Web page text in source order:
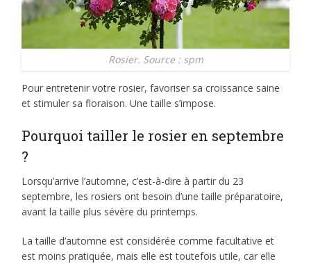
Rosier. Source : spm
Pour entretenir votre rosier, favoriser sa croissance saine
et stimuler sa floraison. Une taille s’impose.
Pourquoi tailler le rosier en septembre
?
Lorsqu’arrive l’automne, c’est-à-dire à partir du 23
septembre, les rosiers ont besoin d’une taille préparatoire,
avant la taille plus sévère du printemps.
La taille d’automne est considérée comme facultative et
est moins pratiquée, mais elle est toutefois utile, car elle